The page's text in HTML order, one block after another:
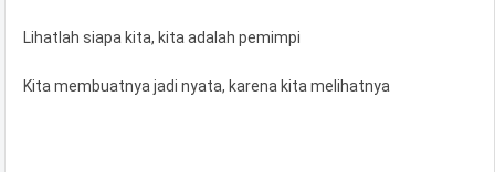
Lihatlah siapa kita, kita adalah pemimpi
Kita membuatnya jadi nyata, karena kita melihatnya